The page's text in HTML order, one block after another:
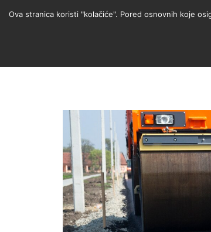
Ova stranica koristi "kolačiće". Pored osnovnih koje